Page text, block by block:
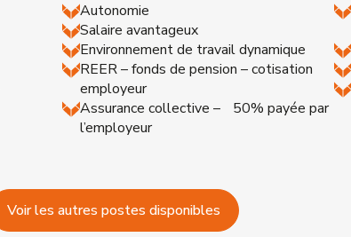
Autonomie
Salaire avantageux
Environnement de travail dynamique
REER – fonds de pension – cotisation
employeur
Assurance collective – 50% payée par
l’employeur
Voir les autres postes disponibles